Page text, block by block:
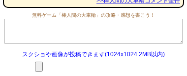
無料ゲーム「棒人間の大車輪」の攻略・感想を書こう！
スクショや画像が投稿できます(1024x1024 2MB以内)